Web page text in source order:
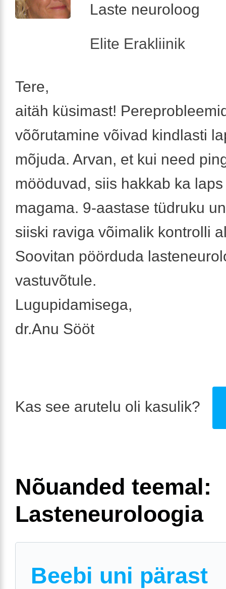
Laste neuroloog
Elite Erakliinik
Tere,
aitäh küsimast!
võõrutamine võivad kindlasti
mõjuda. Arvan, et kui need
mööduvad, siis hakkab ka
magama. 9-aastase tüdruku
siiski raviga võimalik kontrolli
Soovitan pöörduda
vastuvõtule.
Lugupidamisega,
dr.Anu Sööt
Kas see arutelu oli kasulik?
Nõuanded teemal:
Lasteneuroloogia
Beebi uni pärast